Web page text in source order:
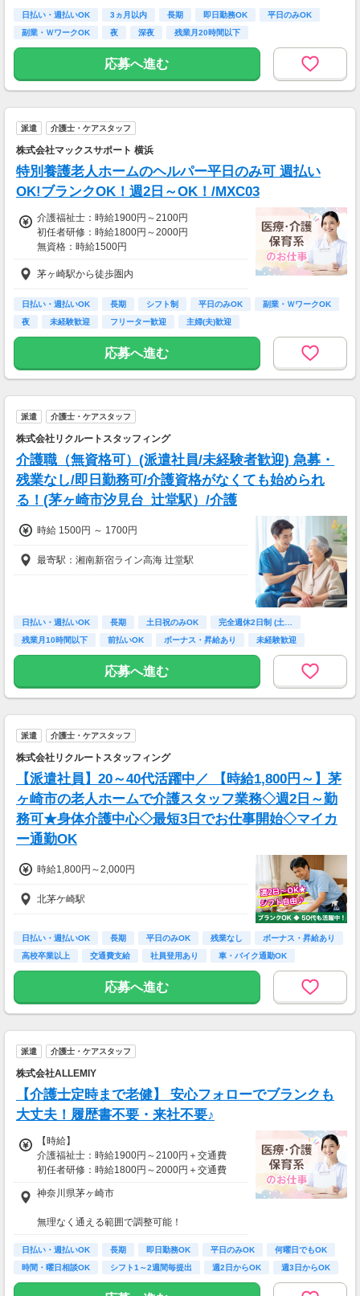
月収：264000円（時給1500円×8h×22日)
日払い・週払いOK 3ヵ月以内 長期 即日勤務OK
平日のみOK
副業・ＷワークOK
夜 深夜 残業月20時間以下
応募へ進む
派遣 介護士・ケアスタッフ
株式会社マックスサポート 横浜
特別養護老人ホームのヘルパー平日のみ可 週払い
OK!ブランクOK！週2日～OK！/MXC03
介護福祉士：時給1900円～2100円
初任者研修：時給1800円～2000円
無資格：時給1500円
※資格・経験によって変動あり
経験・資格がなくても安心
サポート体制万全です！
◆交通費全額支給（規定）
◆社会保険完備
茅ヶ崎駅から徒歩圏内
日払い・週払いOK 長期 シフト制 平日のみOK
副業・ＷワークOK
夜
未経験歓迎 フリーター歓迎 主婦(夫)歓迎
応募へ進む
派遣 介護士・ケアスタッフ
株式会社リクルートスタッフィング
介護職（無資格可）(派遣社員/未経験者歓迎) 急募・
残業なし/即日勤務可/介護資格がなくても始められ
る！(茅ヶ崎市汐見台_辻堂駅）/介護
時給 1500円 ～ 1700円
最寄駅：湘南新宿ライン高海 辻堂駅
日払い・週払いOK 長期 土日祝のみOK
完全週休2日制 (土…
残業月10時間以下
前払いOK ボーナス・昇給あり
未経験歓迎
主婦(夫)歓迎
応募へ進む
派遣 介護士・ケアスタッフ
株式会社リクルートスタッフィング
【派遣社員】20～40代活躍中／ 【時給1,800円～】茅
ヶ崎市の老人ホームで介護スタッフ業務◇週2日～勤
務可★身体介護中心◇最短3日でお仕事開始◇マイカ
ー通勤OK
時給1,800円～2,000円
北茅ケ崎駅
日払い・週払いOK 長期 平日のみOK 残業なし
ボーナス・昇給あり
高校卒業以上
交通費支給 社員登用あり 車・バイク通勤OK
応募へ進む
派遣 介護士・ケアスタッフ
株式会社ALLEMIY
【介護士定時まで老健】 安心フォローでブランクも
大丈夫！履歴書不要・来社不要♪
【時給】
介護福祉士：時給1900円～2100円＋交通費
初任者研修：時給1800円～2000円＋交通費
無資格：時給1600円～＋交通費
22:00～翌5:00の勤務が発生する際は、別途夜
※日払い制度利用可
【月給例】
神奈川県茅ヶ崎市
無理なく通える範囲で調整可能！
※受動喫煙対策有（屋内禁煙）
【アクセス】
日払い・週払いOK 長期 即日勤務OK 平日のみOK
何曜日でもOK
時間・曜日相談OK
シフト1～2週間毎提出 週2日からOK 週3日からOK